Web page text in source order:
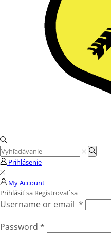
Search
input
Search
Prihlásenie
My Account
Prihlásiť sa Registrovať sa
Username or email *
Password *